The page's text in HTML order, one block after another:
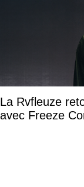
La Rvfleuze
avec Freeze